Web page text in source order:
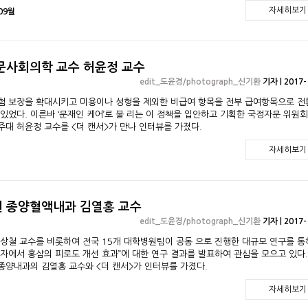
월 자세히보기
사회의학 교수 허윤정 교수
edit_도윤경/photograph_신기환 기자 |
보장을 확대시키고 미용이나 성형을 제외한 비급여 항목을 전부 급여항목으로 전
었다. 이른바 ‘문재인 케어’로 불 리는 이 정책을 입안하고 기획한 국정자문 위원
대 허윤정 교수를 <더 캔서>가 만나 인터뷰를 가졌다.
자세히보기
종양혈액내과 김열홍 교수
edit_도윤경/photograph_신기환 기자 |
철 교수를 비롯하여 전국 15개 대학병원팀이 공동 으로 진행한 대규모 연구를 통
에서 홍삼의 피로도 개선 효과’’에 대한 연구 결과를 발표하여 관심을 모으고 있다
양내과의 김열홍 교수와 <더 캔서>가 인터뷰를 가졌다.
자세히보기